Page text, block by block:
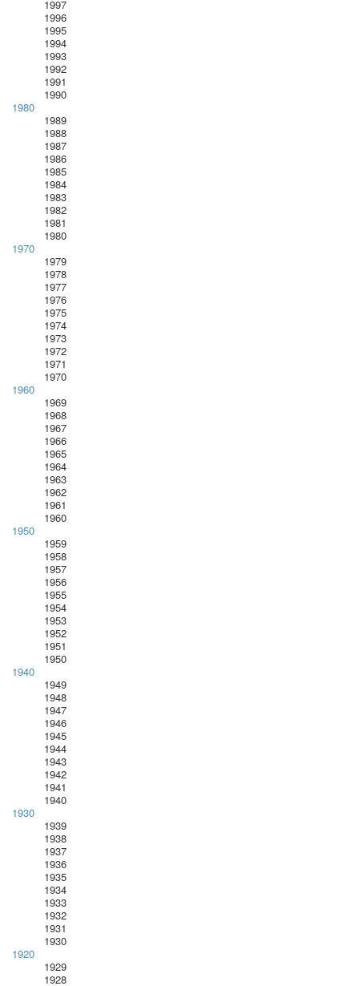
1997
1996
1995
1994
1993
1992
1991
1990
1980
1989
1988
1987
1986
1985
1984
1983
1982
1981
1980
1970
1979
1978
1977
1976
1975
1974
1973
1972
1971
1970
1960
1969
1968
1967
1966
1965
1964
1963
1962
1961
1960
1950
1959
1958
1957
1956
1955
1954
1953
1952
1951
1950
1940
1949
1948
1947
1946
1945
1944
1943
1942
1941
1940
1930
1939
1938
1937
1936
1935
1934
1933
1932
1931
1930
1920
1929
1928